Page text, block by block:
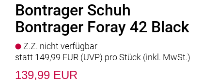
Bontrager Schuh
Bontrager Foray 42 Black
Z.Z. nicht verfügbar
statt 149,99 EUR (UVP) pro Stück (inkl. MwSt.)
139,99 EUR